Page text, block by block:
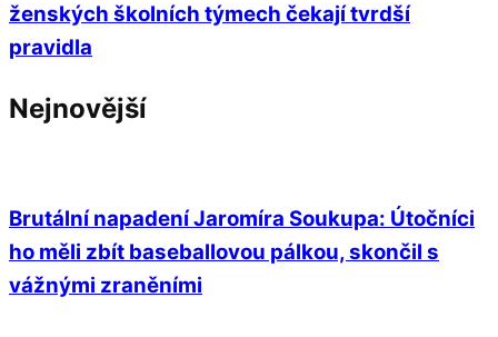
ženských školních týmech čekají tvrdší
pravidla
Nejnovější
Brutální napadení Jaromíra Soukupa: Útočníci
ho měli zbít baseballovou pálkou, skončil s
vážnými zraněními